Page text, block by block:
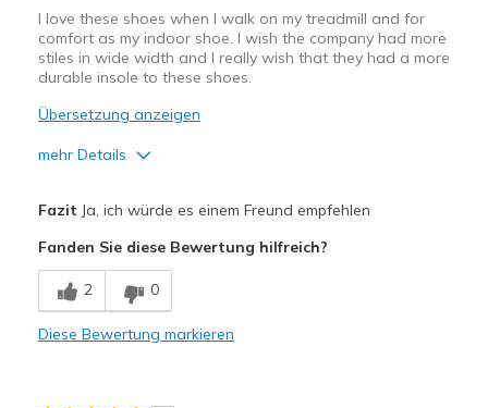
I love these shoes when I walk on my treadmill and for
comfort as my indoor shoe. I wish the company had more
stiles in wide width and I really wish that they had a more
durable insole to these shoes.
Übersetzung anzeigen
mehr Details
Comfortable
Durable
Fazit Ja, ich würde es einem Freund empfehlen
Fanden Sie diese Bewertung hilfreich?
2 0
Diese Bewertung markieren